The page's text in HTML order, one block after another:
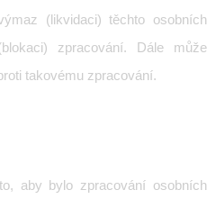
(likvidaci) těchto osobních
zpracování. Dále může
takovému zpracování.
aby bylo zpracování osobních